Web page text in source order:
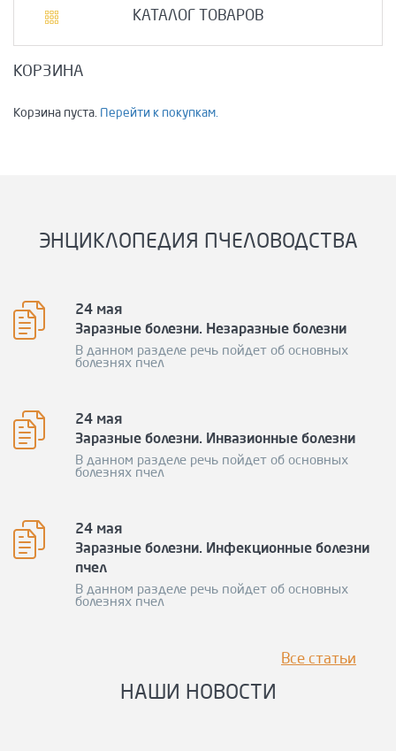
КАТАЛОГ ТОВАРОВ
КОРЗИНА
Корзина пуста. Перейти к покупкам.
ЭНЦИКЛОПЕДИЯ ПЧЕЛОВОДСТВА
24 мая
Заразные болезни. Незаразные болезни
В данном разделе речь пойдет об основных
болезнях пчел
24 мая
Заразные болезни. Инвазионные болезни
В данном разделе речь пойдет об основных
болезнях пчел
24 мая
Заразные болезни. Инфекционные болезни
пчел
В данном разделе речь пойдет об основных
болезнях пчел
Все статьи
НАШИ НОВОСТИ